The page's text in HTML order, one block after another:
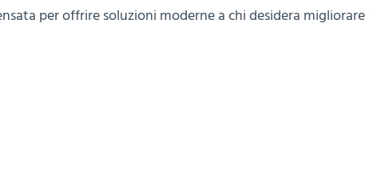
per offrire soluzioni moderne a chi desidera